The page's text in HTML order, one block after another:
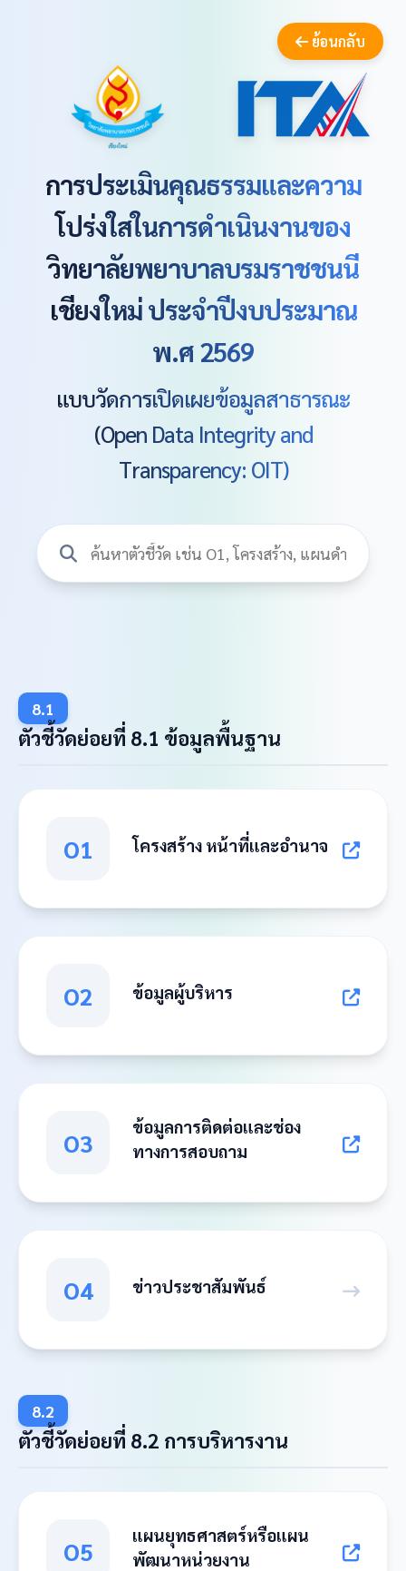
การประเมินคุณธรรมและความ
โปร่งใสในการดำเนินงานของ
วิทยาลัยพยาบาลบรมราชชนนี
เชียงใหม่ ประจำปีงบประมาณ
พ.ศ 2569
แบบวัดการเปิดเผยข้อมูลสาธารณะ
(Open Data Integrity and
Transparency: OIT)
ย้อนกลับ
8.1
ตัวชี้วัดย่อยที่ 8.1 ข้อมูลพื้นฐาน
O1 โครงสร้าง หน้าที่และอำนาจ
O2 ข้อมูลผู้บริหาร
O3
ข้อมูลการติดต่อและช่อง
ทางการสอบถาม
O4 ข่าวประชาสัมพันธ์
8.2
ตัวชี้วัดย่อยที่ 8.2 การบริหารงาน
O5
แผนยุทธศาสตร์หรือแผน
พัฒนาหน่วยงาน